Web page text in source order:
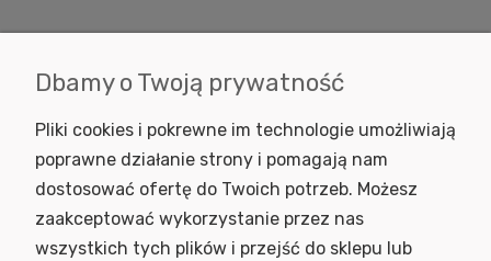
KONTAKT
INFORMACJE
SKLEP
NEWSLETTER
Dbamy o Twoją prywatność
Pliki cookies i pokrewne im technologie umożliwiają
poprawne działanie strony i pomagają nam
dostosować ofertę do Twoich potrzeb. Możesz
zaakceptować wykorzystanie przez nas
wszystkich tych plików i przejść do sklepu lub